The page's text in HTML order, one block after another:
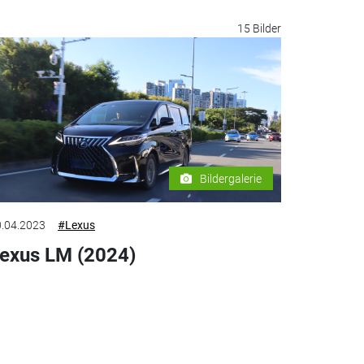
15 Bilder
Bildergalerie
#Lexus
LM (2024)